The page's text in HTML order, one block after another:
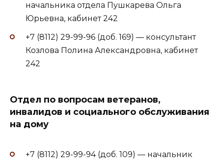
начальника отдела Пушкарева Ольга
Юрьевна, кабинет 242
+7 (8112) 29-99-96 (доб. 169) — консультант
Козлова Полина Александровна, кабинет
242
Отдел по вопросам ветеранов,
инвалидов и социального обслуживания
на дому
+7 (8112) 29-99-94 (доб. 109) — начальник